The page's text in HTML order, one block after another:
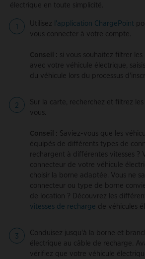
électrique en toute simplicité.
Utilisez l'application ChargePoint
vous connecter à votre compte.
Conseil : si vous souhaitez filtrer
avec votre véhicule électrique,
du véhicule lors du processus
Sur la carte, recherchez et filtrez
vous.
Conseil : Saviez-vous que les
équipés de différents types de
rechargent à différentes vitesses ?
connecteur de votre véhicule
choisir la borne adaptée. Vous ne
connecteur ou type de borne
de location ? Découvrez les
vitesses de recharge de véhicules
Conduisez jusqu'à la borne et
électrique au câble de recharge.
vérifiez que votre véhicule